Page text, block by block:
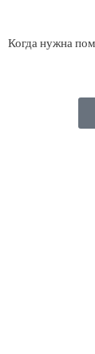
Когда нужна